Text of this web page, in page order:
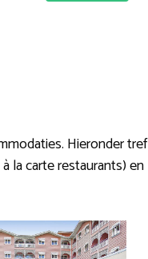
Hieronder tref
la carte restaurants) en